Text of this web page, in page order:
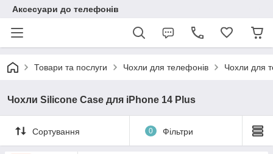
Аксесуари до телефонів
Товари та послуги Чохли для телефонів Чохли для
Чохли Silicone Case для iPhone 14 Plus
Сортування 0 Фільтри